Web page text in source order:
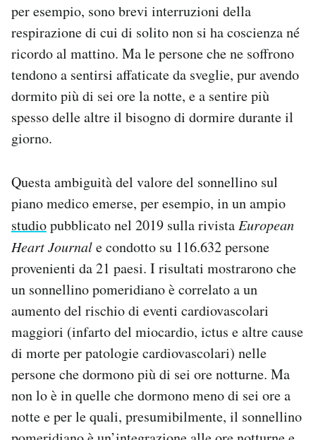
per esempio, sono brevi interruzioni della
respirazione di cui di solito non si ha coscienza né
ricordo al mattino. Ma le persone che ne soffrono
tendono a sentirsi affaticate da sveglie, pur avendo
dormito più di sei ore la notte, e a sentire più
spesso delle altre il bisogno di dormire durante il
giorno.
Questa ambiguità del valore del sonnellino sul
piano medico emerse, per esempio, in un ampio
studiopubblicato nel 2019 sulla rivista European
Heart Journale condotto su 116.632 persone
provenienti da 21 paesi. I risultati mostrarono che
un sonnellino pomeridiano è correlato a un
aumento del rischio di eventi cardiovascolari
maggiori (infarto del miocardio, ictus e altre cause
di morte per patologie cardiovascolari) nelle
persone che dormono più di sei ore notturne. Ma
non lo è in quelle che dormono meno di sei ore a
notte e per le quali, presumibilmente, il sonnellino